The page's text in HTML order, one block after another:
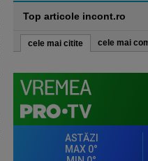
Top articole incont.ro
cele mai citite cele mai